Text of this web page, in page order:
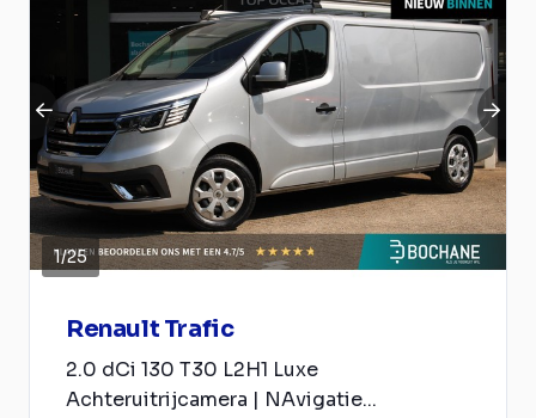
1/25
Renault Trafic
2.0 dCi 130 T30 L2H1 Luxe
Achteruitrijcamera | NAvigatie...